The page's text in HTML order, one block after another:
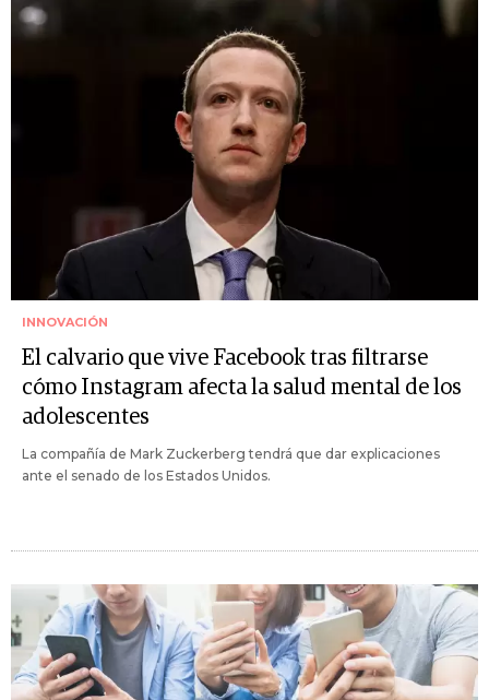
INNOVACIÓN
El calvario que vive Facebook tras filtrarse
cómo Instagram afecta la salud mental de los
adolescentes
La compañía de Mark Zuckerberg tendrá que dar explicaciones
ante el senado de los Estados Unidos.